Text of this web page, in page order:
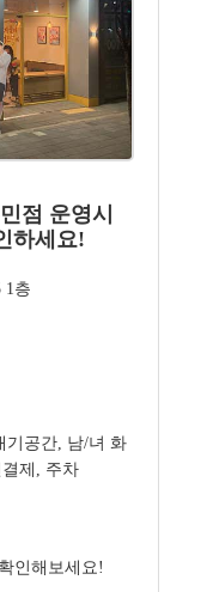
점 운영시
하세요!
1층
기공간, 남/녀 화
제, 주차
인해보세요!